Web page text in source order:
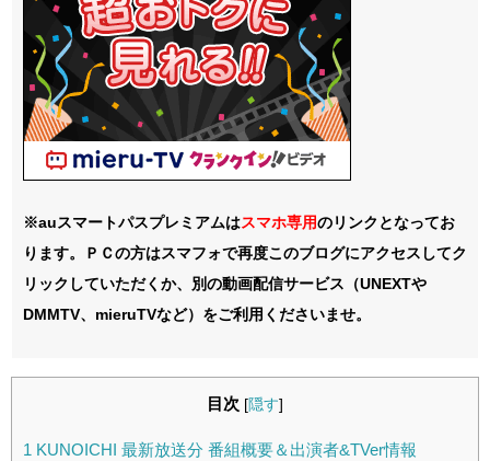
※auスマートパスプレミアムはスマホ専用のリンクとなってお
ります。ＰＣの方はスマフォで再度このブログにアクセスしてク
リックしていただくか、別の動画配信サービス（UNEXTや
DMMTV、mieruTVなど）をご利用くださいませ。
目次 [隠す]
1 KUNOICHI 最新放送分 番組概要＆出演者&TVer情報